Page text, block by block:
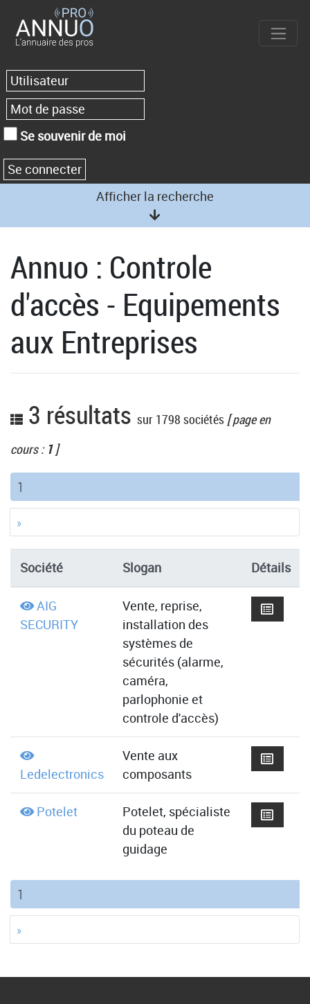
Se souvenir de moi
Afficher la recherche
Annuo : Controle
d'accès - Equipements
aux Entreprises
3 résultats sur 1798 sociétés [ page en
cours : 1]
1
»
Société Slogan Détails
AIG
SECURITY
Vente, reprise,
installation des
systèmes de
sécurités (alarme,
caméra,
parlophonie et
controle d'accès)
Ledelectronics
Vente aux
composants
Potelet
Potelet, spécialiste
du poteau de
guidage
1
»